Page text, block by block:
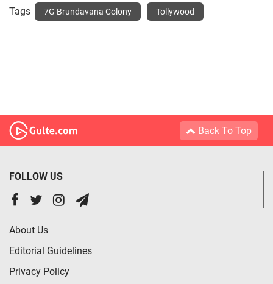
Tags 7G Brundavana Colony Tollywood
Back To Top
FOLLOW US
About Us
Editorial Guidelines
Privacy Policy